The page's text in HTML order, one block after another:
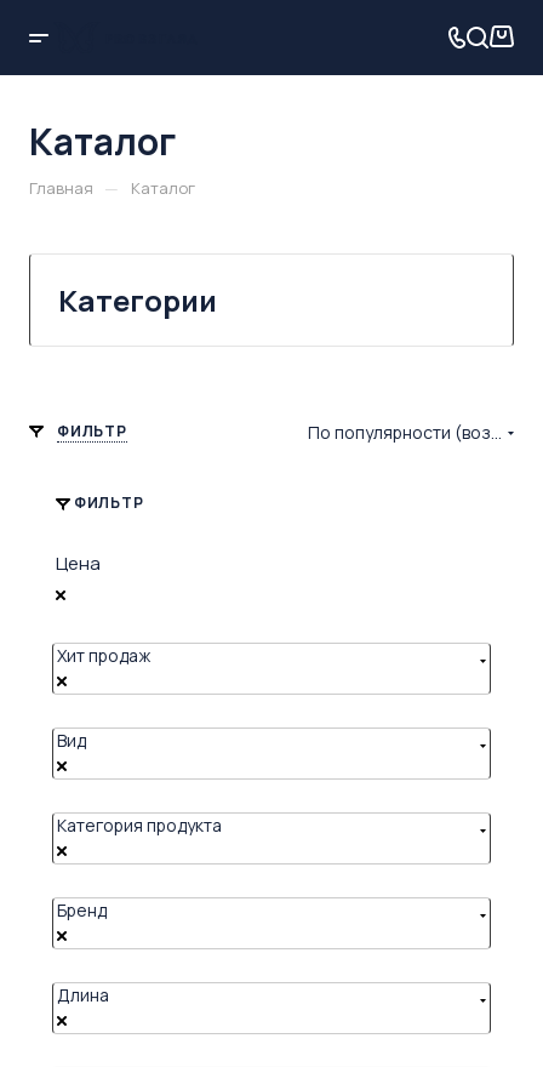
Каталог
Главная — Каталог
Категории
ФИЛЬТР По популярности (возрастание)
ФИЛЬТР
Цена
Хит продаж
Вид
Категория продукта
Бренд
Длина